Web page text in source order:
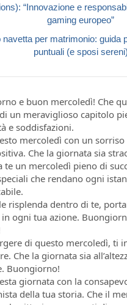
“Innovazione e
gaming europeo”
navetta per matrimonio: guida
puntuali (e sposi sereni)
e buon mercoledì! Che
un meraviglioso capitolo
e soddisfazioni.
mercoledì con un sorriso
Che la giornata sia
te un mercoledì pieno di
che rendano ogni
risplenda dentro di te,
ogni tua azione.
di questo mercoledì, ti
Che la giornata sia
Buongiorno!
giornata con la
della tua storia. Che il